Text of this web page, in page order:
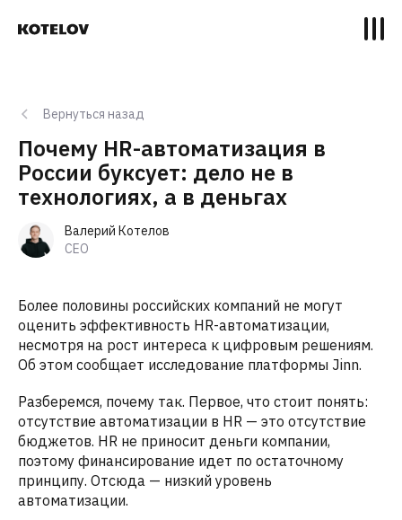
Вернуться назад
Почему HR-автоматизация в
России буксует: дело не в
технологиях, а в деньгах
Валерий Котелов
CEO
Более половины российских компаний не могут
оценить эффективность HR-автоматизации,
несмотря на рост интереса к цифровым решениям.
Об этом сообщает исследование платформы Jinn.
Разберемся, почему так. Первое, что стоит понять:
отсутствие автоматизации в HR — это отсутствие
бюджетов. HR не приносит деньги компании,
поэтому финансирование идет по остаточному
принципу. Отсюда — низкий уровень
автоматизации.